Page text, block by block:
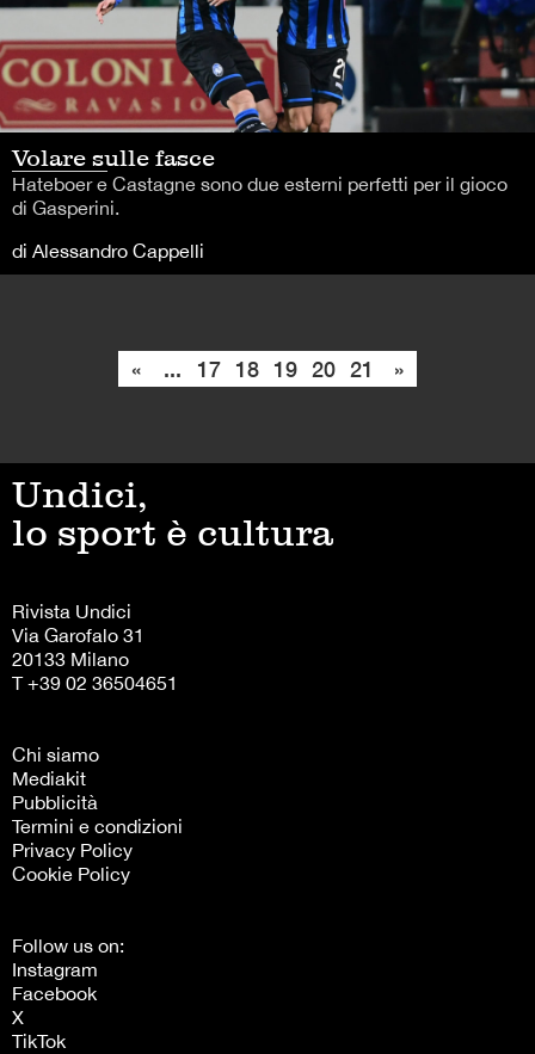
Volare sulle fasce
Hateboer e Castagne sono due esterni perfetti per il gioco
di Gasperini.
di Alessandro Cappelli
« ... 17 18 19 20 21 »
Undici,
lo sport è cultura
Rivista Undici
Via Garofalo 31
20133 Milano
T +39 02 36504651
Chi siamo
Mediakit
Pubblicità
Termini e condizioni
Privacy Policy
Cookie Policy
Follow us on:
Instagram
Facebook
X
TikTok